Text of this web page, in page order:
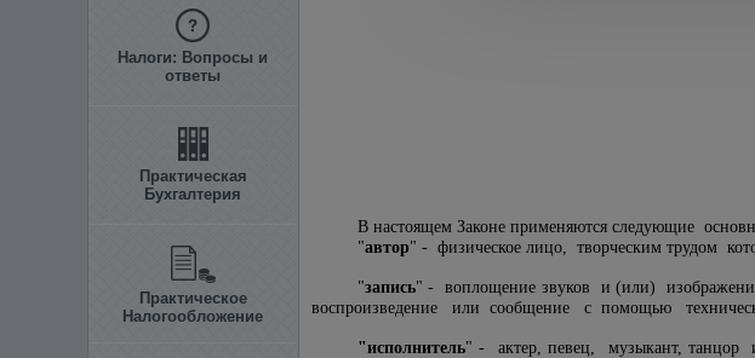
Налоги: Вопросы и
ответы
Практическая
Бухгалтерия
Практическое
Налогообложение
В настоящем Законе применяются следующие
"автор" - физическое лицо, творческим трудом
"запись" - воплощение звуков и (или)
воспроизведение или сообщение с помощью
"исполнитель" - актер, певец, музыкант, танцор